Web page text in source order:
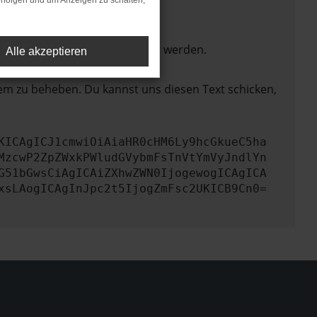
nicht mehr unterstützt werden.
zu beheben. Du kannst uns diesen Text schicken,
Alle akzeptieren